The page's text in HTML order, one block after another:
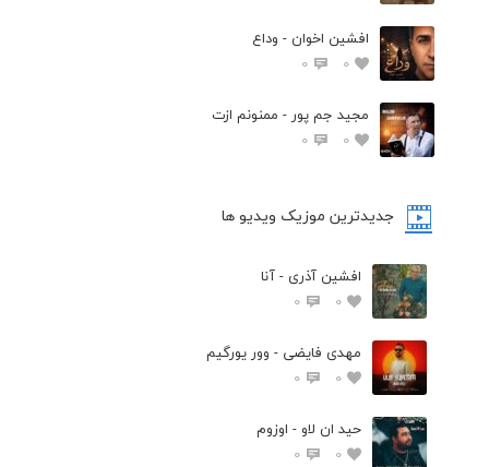
افشين اخوان - وداع
0
0
مجید جم پور - ممنونم ازت
0
0
جدیدترین موزیک ویدیو ها
افشین آذری - آنا
0
0
مهدی فایضی - وور یورگیم
0
0
حید ان لاو - اوزوم
0
0